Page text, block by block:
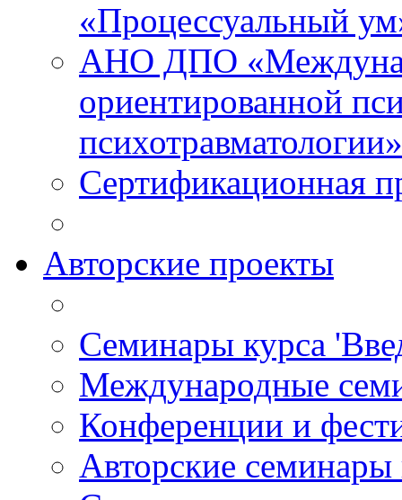
«Процессуальный
АНО ДПО
ориентированной
Сертификационная
Авторские проекты
Семинары курса
Международные
Конференции и
Авторские